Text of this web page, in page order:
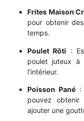
Frites Maison
pour obtenir
temps.
Poulet Rôti :
poulet juteux à
l’intérieur.
Poisson Pané :
pouvez
ajouter une